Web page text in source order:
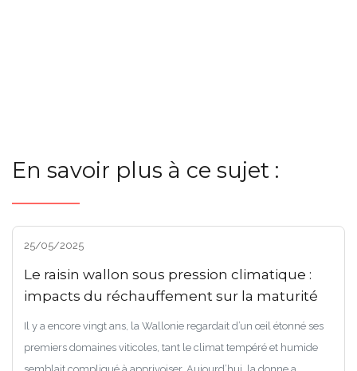
En savoir plus à ce sujet :
25/05/2025
Le raisin wallon sous pression climatique :
impacts du réchauffement sur la maturité
Il y a encore vingt ans, la Wallonie regardait d’un œil étonné ses
premiers domaines viticoles, tant le climat tempéré et humide